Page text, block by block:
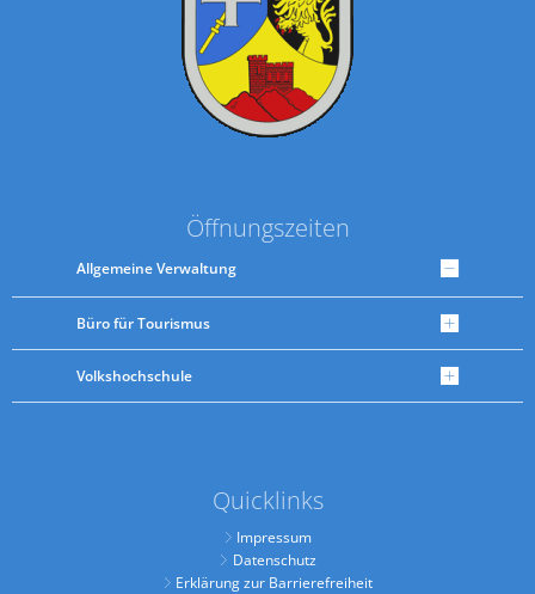
Öffnungszeiten
Allgemeine Verwaltung
Büro für Tourismus
Volkshochschule
Quicklinks
Impressum
Datenschutz
Erklärung zur Barrierefreiheit